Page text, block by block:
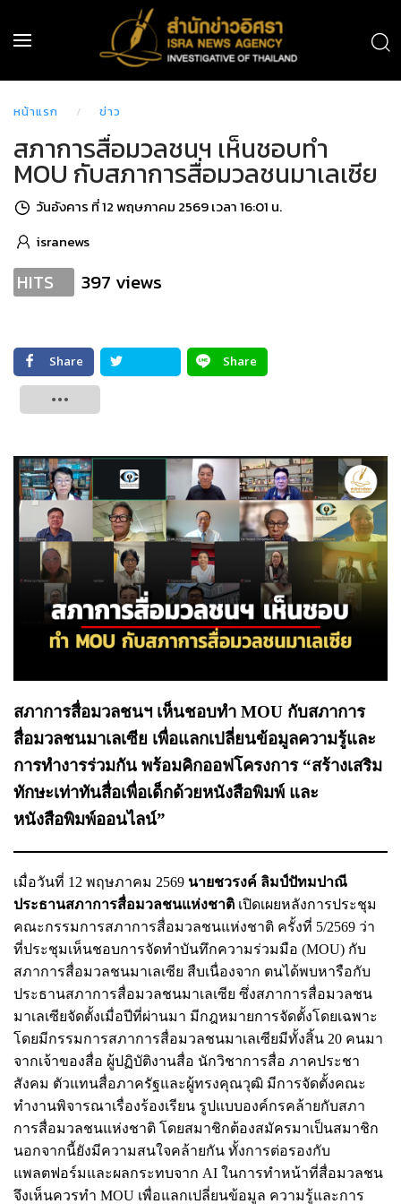
หน้าแรก ข่าว
สภาการสื่อมวลชนฯ เห็นชอบทำ
MOU กับสภาการสื่อมวลชนมาเลเซีย
วันอังคาร ที่ 12 พฤษภาคม 2569 เวลา 16:01 น.
isranews
HITS 397 views
Share
Share
สภาการสื่อมวลชนฯ เห็นชอบทำ MOU กับสภาการ
สื่อมวลชนมาเลเซีย เพื่อแลกเปลี่ยนข้อมูลความรู้และ
การทำงารร่วมกัน พร้อมคิกออฟโครงการ “สร้างเสริม
ทักษะเท่าทันสื่อเพื่อเด็กด้วยหนังสือพิมพ์ และ
หนังสือพิมพ์ออนไลน์”
เมื่อวันที่ 12 พฤษภาคม 2569 นายชวรงค์ ลิมป์ปัทมปาณี
ประธานสภาการสื่อมวลชนแห่งชาติ เปิดเผยหลังการประชุม
คณะกรรมการสภาการสื่อมวลชนแห่งชาติ ครั้งที่ 5/2569 ว่า
ที่ประชุมเห็นชอบการจัดทำบันทึกความร่วมมือ (MOU) กับ
สภาการสื่อมวลชนมาเลเซีย สืบเนื่องจาก ตนได้พบหารือกับ
ประธานสภาการสื่อมวลชนมาเลเซีย ซึ่งสภาการสื่อมวลชน
มาเลเซียจัดตั้งเมื่อปีที่ผ่านมา มีกฎหมายการจัดตั้งโดยเฉพาะ
โดยมีกรรมการสภาการสื่อมวลชนมาเลเซียมีทั้งสิ้น 20 คนมา
จากเจ้าของสื่อ ผู้ปฏิบัติงานสื่อ นักวิชาการสื่อ ภาคประชา
สังคม ตัวแทนสื่อภาครัฐและผู้ทรงคุณวุฒิ มีการจัดตั้งคณะ
ทำงานพิจารณาเรื่องร้องเรียน รูปแบบองค์กรคล้ายกับสภา
การสื่อมวลชนแห่งชาติ โดยสมาชิกต้องสมัครมาเป็นสมาชิก
นอกจากนี้ยังมีความสนใจคล้ายกัน ทั้งการต่อรองกับ
แพลตฟอร์มและผลกระทบจาก AI ในการทำหน้าที่สื่อมวลชน
จึงเห็นควรทำ MOU เพื่อแลกเปลี่ยนข้อมูล ความรู้และการ